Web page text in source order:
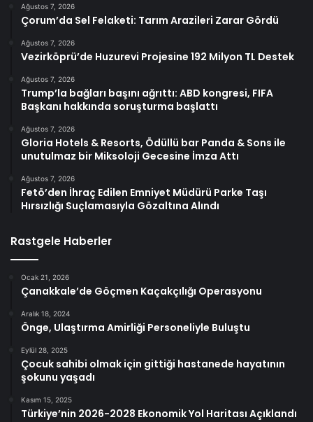
Ağustos 7, 2026
Çorum’da Sel Felaketi: Tarım Arazileri Zarar Gördü
Ağustos 7, 2026
Vezirköprü’de Huzurevi Projesine 192 Milyon TL Destek
Ağustos 7, 2026
Trump’la bağları başını ağrıttı: ABD kongresi, FIFA
Başkanı hakkında soruşturma başlattı
Ağustos 7, 2026
Gloria Hotels & Resorts, Ödüllü bar Panda & Sons ile
unutulmaz bir Miksoloji Gecesine İmza Attı
Ağustos 7, 2026
Fetö’den İhraç Edilen Emniyet Müdürü Parke Taşı
Hırsızlığı Suçlamasıyla Gözaltına Alındı
Rastgele Haberler
Ocak 21, 2026
Çanakkale’de Göçmen Kaçakçılığı Operasyonu
Aralık 18, 2024
Önge, Ulaştırma Amirliği Personeliyle Buluştu
Eylül 28, 2025
Çocuk sahibi olmak için gittiği hastanede hayatının
şokunu yaşadı
Kasım 15, 2025
Türkiye’nin 2026-2028 Ekonomik Yol Haritası Açıklandı